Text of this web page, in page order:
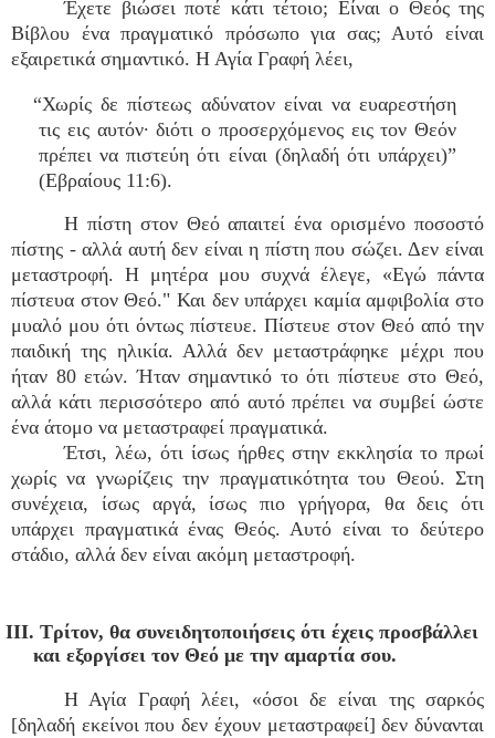
Έχετε βιώσει ποτέ κάτι τέτοιο; Είναι ο Θεός της
Βίβλου ένα πραγματικό πρόσωπο για σας; Αυτό είναι
εξαιρετικά σημαντικό. Η Αγία Γραφή λέει,
“Χωρίς δε πίστεως αδύνατον είναι να ευαρεστήση
τις εις αυτόν· διότι ο προσερχόμενος εις τον Θεόν
πρέπει να πιστεύη ότι είναι (δηλαδή ότι υπάρχει)”
(Εβραίους 11:6).
Η πίστη στον Θεό απαιτεί ένα ορισμένο ποσοστό
πίστης - αλλά αυτή δεν είναι η πίστη που σώζει. Δεν είναι
μεταστροφή. Η μητέρα μου συχνά έλεγε, «Εγώ πάντα
πίστευα στον Θεό." Και δεν υπάρχει καμία αμφιβολία στο
μυαλό μου ότι όντως πίστευε. Πίστευε στον Θεό από την
παιδική της ηλικία. Αλλά δεν μεταστράφηκε μέχρι που
ήταν 80 ετών. Ήταν σημαντικό το ότι πίστευε στο Θεό,
αλλά κάτι περισσότερο από αυτό πρέπει να συμβεί ώστε
ένα άτομο να μεταστραφεί πραγματικά.
Έτσι, λέω, ότι ίσως ήρθες στην εκκλησία το πρωί
χωρίς να γνωρίζεις την πραγματικότητα του Θεού. Στη
συνέχεια, ίσως αργά, ίσως πιο γρήγορα, θα δεις ότι
υπάρχει πραγματικά ένας Θεός. Αυτό είναι το δεύτερο
στάδιο, αλλά δεν είναι ακόμη μεταστροφή.
III. Τρίτον, θα συνειδητοποιήσεις ότι έχεις προσβάλλει
και εξοργίσει τον Θεό με την αμαρτία σου.
Η Αγία Γραφή λέει, «όσοι δε είναι της σαρκός
[δηλαδή εκείνοι που δεν έχουν μεταστραφεί] δεν δύνανται